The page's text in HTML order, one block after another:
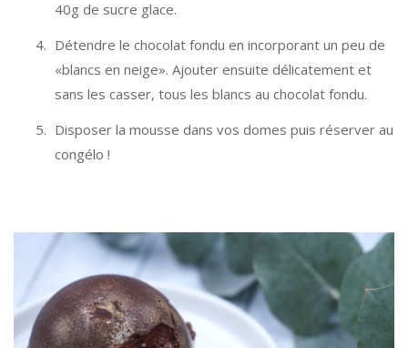
40g de sucre glace.
Détendre le chocolat fondu en incorporant un peu de
«blancs en neige». Ajouter ensuite délicatement et
sans les casser, tous les blancs au chocolat fondu.
Disposer la mousse dans vos domes puis réserver au
congélo !